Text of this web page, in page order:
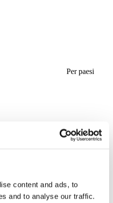
content and ads, to
and to analyse our traffic.
Per paesi